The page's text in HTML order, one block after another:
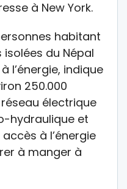
à New York.
habitant
du Népal
l’énergie, indique
250.000
électrique
hydraulique et
à l’énergie
à manger à